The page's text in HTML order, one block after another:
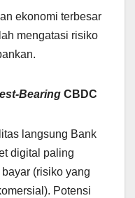
ekonomi terbesar
mengatasi risiko
Bearing CBDC
langsung Bank
digital paling
(risiko yang
Potensi